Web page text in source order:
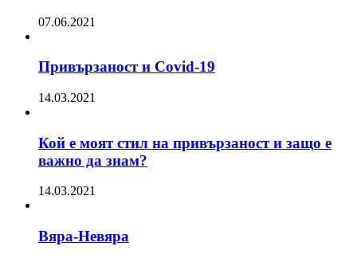
07.06.2021
Привързаност и Covid-19
14.03.2021
Кой е моят стил на привързаност и защо е
важно да знам?
14.03.2021
Вяра-Невяра